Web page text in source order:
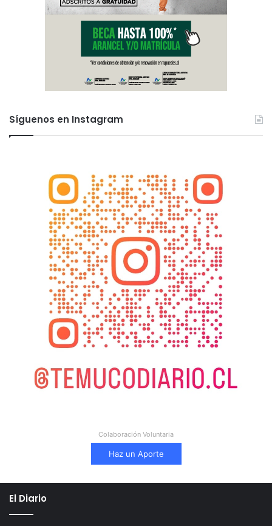
Síguenos en Instagram
Colaboración Voluntaria
Haz un Aporte
El Diario